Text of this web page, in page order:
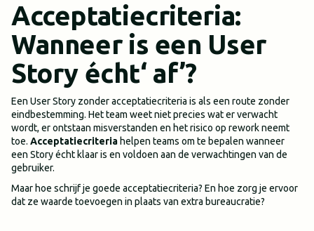
Acceptatiecriteria:
Wanneer is een User
Story écht‘ af’?
Een User Story zonder acceptatiecriteria is als een route zonder
eindbestemming. Het team weet niet precies wat er verwacht
wordt, er ontstaan misverstanden en het risico op rework neemt
toe. Acceptatiecriteria helpen teams om te bepalen wanneer
een Story écht klaar is en voldoen aan de verwachtingen van de
gebruiker.
Maar hoe schrijf je goede acceptatiecriteria? En hoe zorg je ervoor
dat ze waarde toevoegen in plaats van extra bureaucratie?